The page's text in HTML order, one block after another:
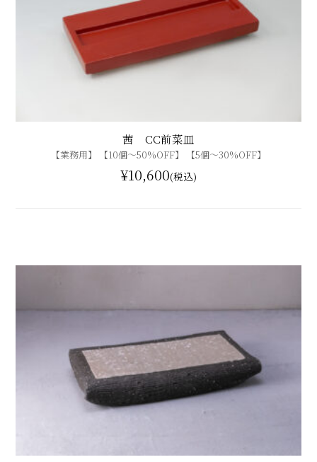
茜 CC前菜皿
【業務用】 【10個〜50%OFF】 【5個〜30%OFF】
¥10,600(税込)